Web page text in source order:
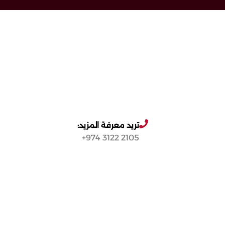
تريد معرفة المزيد:
2105 3122 974+